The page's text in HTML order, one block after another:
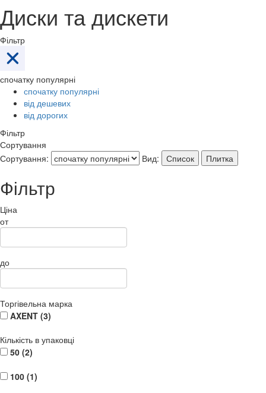
Диски та дискети
Фільтр
спочатку популярні
спочатку популярні
від дешевих
від дорогих
Фільтр
Сортування
Сортування:
Вид: Список Плитка
Фільтр
Ціна
от
до
Торгівельна марка
AXENT (3)
Кількість в упаковці
50 (2)
100 (1)